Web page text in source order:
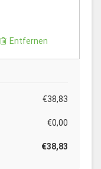
Entfernen
€38,83
€0,00
€38,83